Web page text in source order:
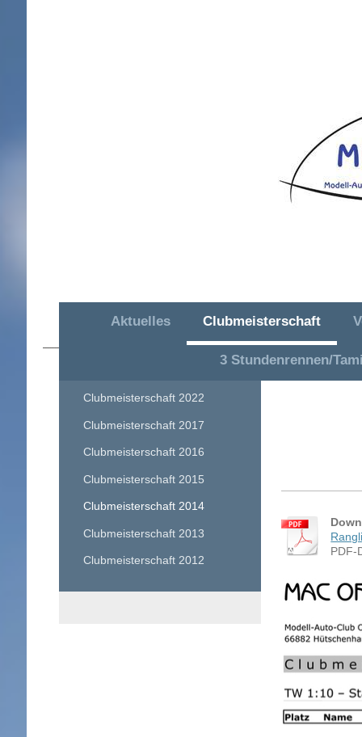
Aktuelles Clubmeisterschaft
3 Stundenrennen/
MAC OR Hütschenhausen e. V.
PDF-
Clubmeisterschaft 2022
Clubmeisterschaft 2017
Clubmeisterschaft 2016
Clubmeisterschaft 2015
Clubmeisterschaft 2014
Clubmeisterschaft 2013
Clubmeisterschaft 2012